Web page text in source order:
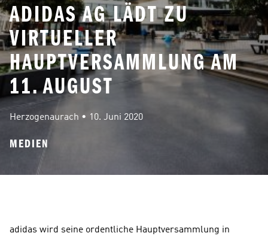
ADIDAS AG LÄDT ZU
VIRTUELLER
HAUPTVERSAMMLUNG AM
11. AUGUST
Herzogenaurach • 10. Juni 2020
MEDIEN
adidas wird seine ordentliche Hauptversammlung in